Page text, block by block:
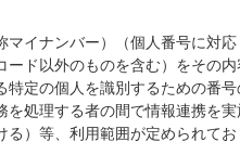
イナンバー）（個人番号に対
ド以外のものを含む）をその内
特定の個人を識別するための番
処理する者の間で情報連携を
）等、利用範囲が定められて